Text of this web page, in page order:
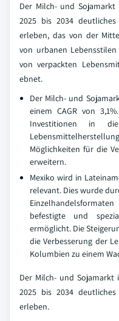
Der Milch- und
2025 bis 2034
erleben, das von der
von urbanen
von verpackten
ebnet.
Der Milch- und
einem CAGR von
Investitionen in
Möglichkeiten für die
erweitern.
Mexiko wird in
relevant. Dies wurde
befestigte und
ermöglicht. Die
die Verbesserung der
Kolumbien zu einem
Der Milch- und Sojamarkt
2025 bis 2034
erleben.